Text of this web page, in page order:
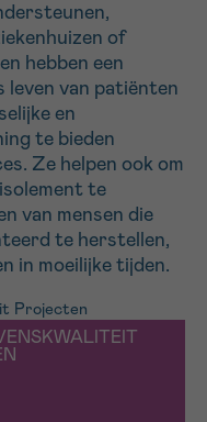
of
hebben een
leven van patiënten
en
te bieden
Ze helpen ook om
te
van mensen die
te herstellen,
in moeilijke tijden.